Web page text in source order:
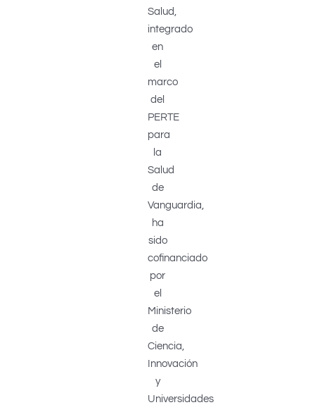
Salud,
integrado
en
el
marco
del
PERTE
para
la
Salud
de
Vanguardia,
ha
sido
cofinanciado
por
el
Ministerio
de
Ciencia,
Innovación
y
Universidades